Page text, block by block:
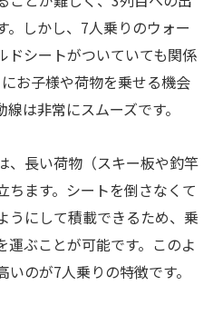
。しかし、7人乗りのウォー
ドシートがついていても関係
お子様や荷物を乗せる機会
は非常にスムーズです。
、長い荷物（スキー板や釣竿
ちます。シートを倒さなくて
うにして積載できるため、乗
運ぶことが可能です。このよ
のが7人乗りの特徴です。